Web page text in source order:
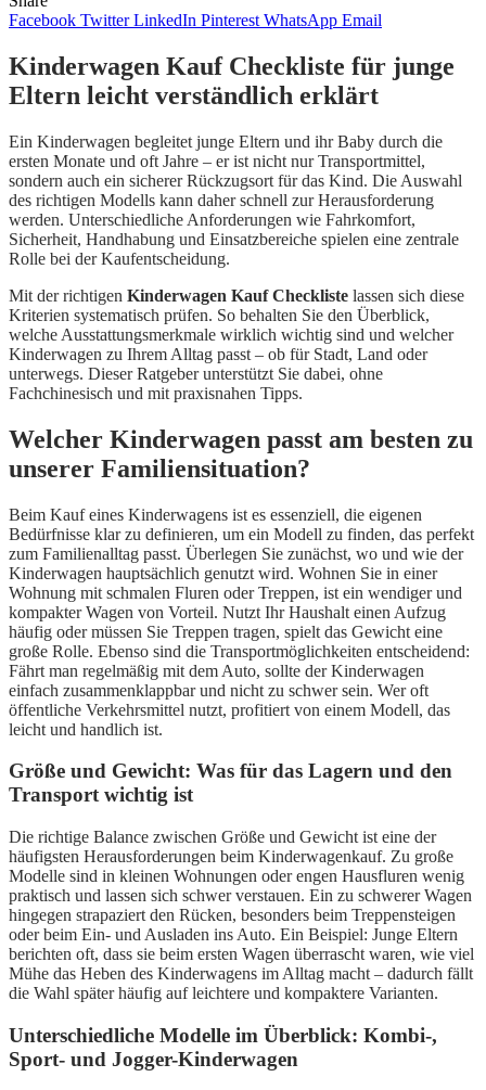
Facebook Twitter LinkedIn Pinterest WhatsApp Email
Kinderwagen Kauf Checkliste für junge
Eltern leicht verständlich erklärt
Ein Kinderwagen begleitet junge Eltern und ihr Baby durch die
ersten Monate und oft Jahre – er ist nicht nur Transportmittel,
sondern auch ein sicherer Rückzugsort für das Kind. Die Auswahl
des richtigen Modells kann daher schnell zur Herausforderung
werden. Unterschiedliche Anforderungen wie Fahrkomfort,
Sicherheit, Handhabung und Einsatzbereiche spielen eine zentrale
Rolle bei der Kaufentscheidung.
Mit der richtigen Kinderwagen Kauf Checkliste lassen sich diese
Kriterien systematisch prüfen. So behalten Sie den Überblick,
welche Ausstattungsmerkmale wirklich wichtig sind und welcher
Kinderwagen zu Ihrem Alltag passt – ob für Stadt, Land oder
unterwegs. Dieser Ratgeber unterstützt Sie dabei, ohne
Fachchinesisch und mit praxisnahen Tipps.
Welcher Kinderwagen passt am besten zu
unserer Familiensituation?
Beim Kauf eines Kinderwagens ist es essenziell, die eigenen
Bedürfnisse klar zu definieren, um ein Modell zu finden, das perfekt
zum Familienalltag passt. Überlegen Sie zunächst, wo und wie der
Kinderwagen hauptsächlich genutzt wird. Wohnen Sie in einer
Wohnung mit schmalen Fluren oder Treppen, ist ein wendiger und
kompakter Wagen von Vorteil. Nutzt Ihr Haushalt einen Aufzug
häufig oder müssen Sie Treppen tragen, spielt das Gewicht eine
große Rolle. Ebenso sind die Transportmöglichkeiten entscheidend:
Fährt man regelmäßig mit dem Auto, sollte der Kinderwagen
einfach zusammenklappbar und nicht zu schwer sein. Wer oft
öffentliche Verkehrsmittel nutzt, profitiert von einem Modell, das
leicht und handlich ist.
Größe und Gewicht: Was für das Lagern und den
Transport wichtig ist
Die richtige Balance zwischen Größe und Gewicht ist eine der
häufigsten Herausforderungen beim Kinderwagenkauf. Zu große
Modelle sind in kleinen Wohnungen oder engen Hausfluren wenig
praktisch und lassen sich schwer verstauen. Ein zu schwerer Wagen
hingegen strapaziert den Rücken, besonders beim Treppensteigen
oder beim Ein- und Ausladen ins Auto. Ein Beispiel: Junge Eltern
berichten oft, dass sie beim ersten Wagen überrascht waren, wie viel
Mühe das Heben des Kinderwagens im Alltag macht – dadurch fällt
die Wahl später häufig auf leichtere und kompaktere Varianten.
Unterschiedliche Modelle im Überblick: Kombi-,
Sport- und Jogger-Kinderwagen